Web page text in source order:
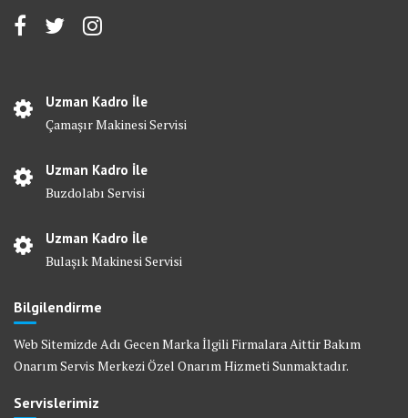
Uzman Kadro İle
Çamaşır Makinesi Servisi
Uzman Kadro İle
Buzdolabı Servisi
Uzman Kadro İle
Bulaşık Makinesi Servisi
Bilgilendirme
Web Sitemizde Adı Gecen Marka İlgili Firmalara Aittir Bakım
Onarım Servis Merkezi Özel Onarım Hizmeti Sunmaktadır.
Servislerimiz